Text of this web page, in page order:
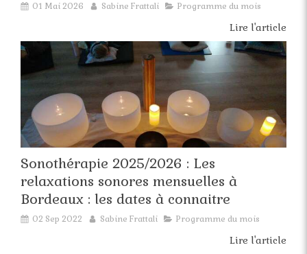
01 Mai 2026 Sabine Frattali Programme du mois
Lire l'article
Sonothérapie 2025/2026 : Les
relaxations sonores mensuelles à
Bordeaux : les dates à connaitre
02 Sep 2022 Sabine Frattali Programme du mois
Lire l'article